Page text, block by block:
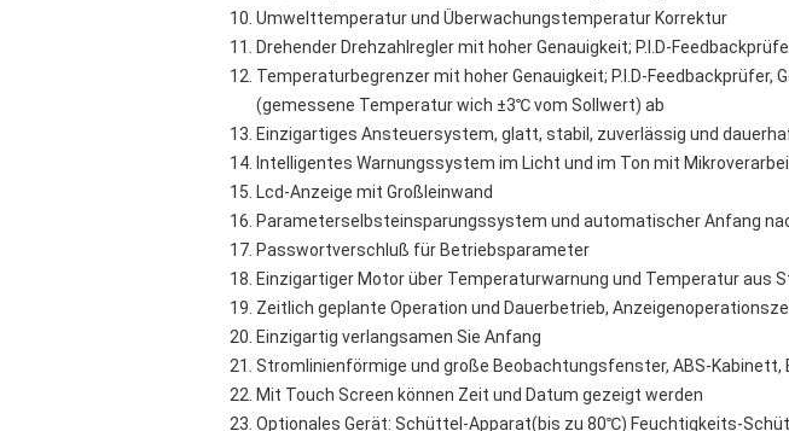
Umwelttemperatur und Überwachungstemperatur Korrektur
Drehender Drehzahlregler mit hoher Genauigkeit; P.I.D-
Temperaturbegrenzer mit hoher Genauigkeit; P.I.D-
(gemessene Temperatur wich ±3℃ vom Sollwert) ab
Einzigartiges Ansteuersystem, glatt, stabil, zuverlässig und
Intelligentes Warnungssystem im Licht und im Ton mit
Lcd-Anzeige mit Großleinwand
Parameterselbsteinsparungssystem und automatischer Anfang
Passwortverschluß für Betriebsparameter
Einzigartiger Motor über Temperaturwarnung und Temperatur
Zeitlich geplante Operation und Dauerbetrieb,
Einzigartig verlangsamen Sie Anfang
Stromlinienförmige und große Beobachtungsfenster, ABS-
Mit Touch Screen können Zeit und Datum gezeigt werden
Optionales Gerät: Schüttel-Apparat(bis zu 80℃) Feuchtigkeits-